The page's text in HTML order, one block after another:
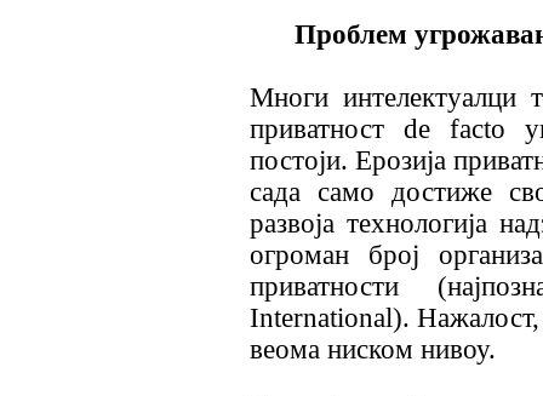
Проблем
Многи интелектуалци
приватност de facto
постоји. Ерозија
сада само достиже
развоја технологија
огроман број
приватности
International). Нажалост,
веома ниском нивоу.